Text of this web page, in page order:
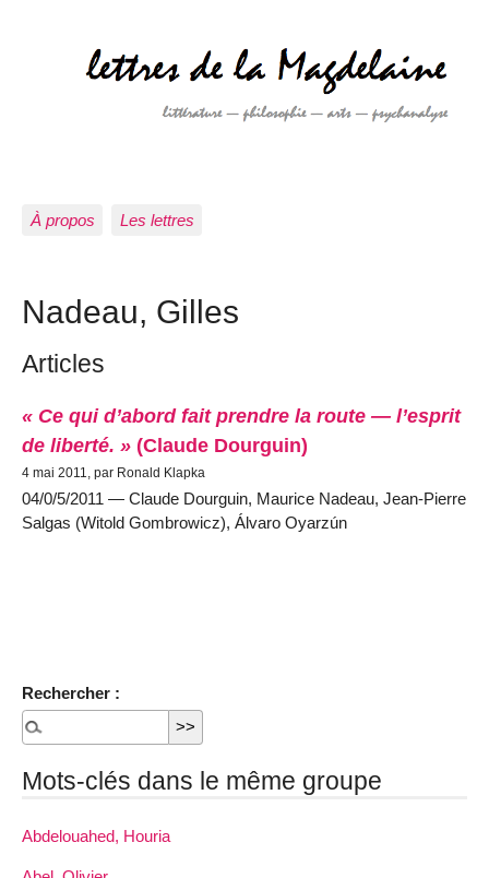
À propos Les lettres
Nadeau, Gilles
Articles
« Ce qui d’abord fait prendre la route — l’esprit
de liberté. » (Claude Dourguin)
4 mai 2011, par Ronald Klapka
04/0/5/2011 — Claude Dourguin, Maurice Nadeau, Jean-Pierre
Salgas (Witold Gombrowicz), Álvaro Oyarzún
Rechercher :
Mots-clés dans le même groupe
Abdelouahed, Houria